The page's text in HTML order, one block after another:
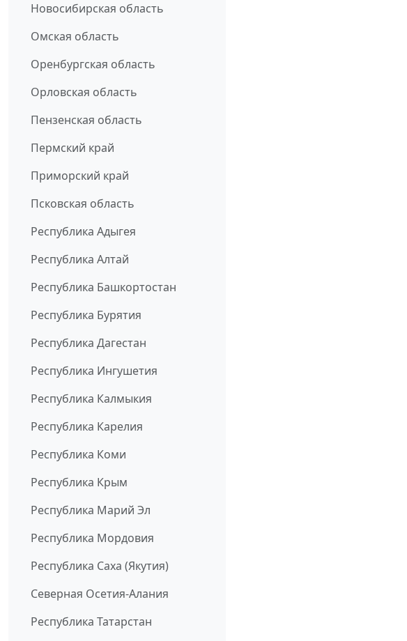
Новосибирская область
Омская область
Оренбургская область
Орловская область
Пензенская область
Пермский край
Приморский край
Псковская область
Республика Адыгея
Республика Алтай
Республика Башкортостан
Республика Бурятия
Республика Дагестан
Республика Ингушетия
Республика Калмыкия
Республика Карелия
Республика Коми
Республика Крым
Республика Марий Эл
Республика Мордовия
Республика Саха (Якутия)
Северная Осетия-Алания
Республика Татарстан